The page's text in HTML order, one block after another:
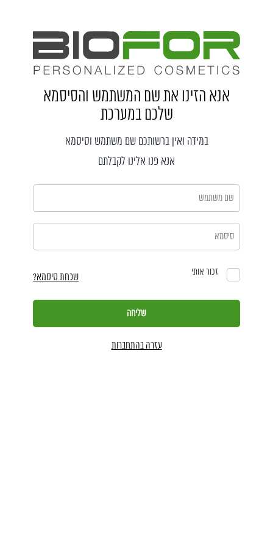
אנא הזינו את שם המשתמש והסיסמא
שלכם במערכת
במידה ואין ברשותכם שם משתמש וסיסמא
אנא פנו אלינו לקבלתם
זכור אותי שכחת סיסמא?
עזרה בהתחברות